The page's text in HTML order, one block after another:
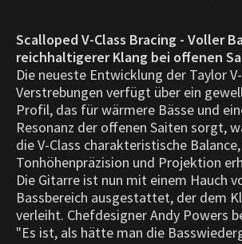
Scalloped V-Class Bracing - Voller
reichhaltigerer Klang bei offenen
Die neueste Entwicklung der Taylor
Verstrebungen verfügt über ein
Profil, das für wärmere Bässe und
Resonanz der offenen Saiten sorgt,
die V-Class charakteristische Balance,
Tonhöhenpräzision und Projektion
Die Gitarre ist nun mit einem Hauch
Bassbereich ausgestattet, der dem
verleiht. Chefdesigner Andy Powers
"Es ist, als hätte man die